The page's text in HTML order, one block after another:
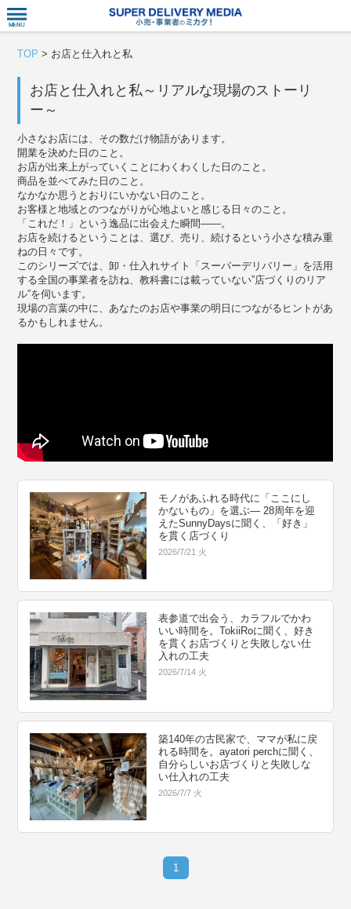
TOP > お店と仕入れと私
お店と仕入れと私～リアルな現場のストーリ
ー～
小さなお店には、その数だけ物語があります。
開業を決めた日のこと。
お店が出来上がっていくことにわくわくした日のこと。
商品を並べてみた日のこと。
なかなか思うとおりにいかない日のこと。
お客様と地域とのつながりが心地よいと感じる日々のこと。
「これだ！」という逸品に出会えた瞬間——。
お店を続けるということは、選び、売り、続けるという小さな積み重
ねの日々です。
このシリーズでは、卸・仕入れサイト「スーパーデリバリー」を活用
する全国の事業者を訪ね、教科書には載っていない”店づくりのリア
ル”を伺います。
現場の言葉の中に、あなたのお店や事業の明日につながるヒントがあ
るかもしれません。
モノがあふれる時代に「ここにし
かないもの」を選ぶ― 28周年を迎
えたSunnyDaysに聞く、「好き」
を貫く店づくり
2026/7/21 火
表参道で出会う、カラフルでかわ
いい時間を。TokiiRoに聞く、好き
を貫くお店づくりと失敗しない仕
入れの工夫
2026/7/14 火
築140年の古民家で、ママが私に戻
れる時間を。ayatori perchに聞く、
自分らしいお店づくりと失敗しな
い仕入れの工夫
2026/7/7 火
1